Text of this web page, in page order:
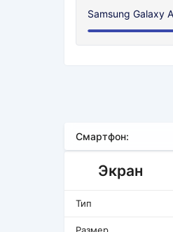
Samsung Galaxy
Смартфон:
Экран
Тип